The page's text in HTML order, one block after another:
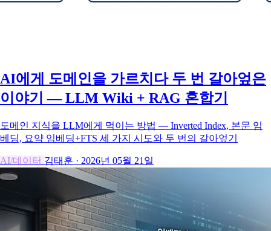
AI에게 도메인을 가르치다 두 번 갈아엎은
이야기 — LLM Wiki + RAG 혼합기
도메인 지식을 LLM에게 먹이는 방법 — Inverted Index, 본문 임
베딩, 요약 임베딩+FTS 세 가지 시도와 두 번의 갈아엎기
AI/데이터 김태훈 · 2026년 05월 21일